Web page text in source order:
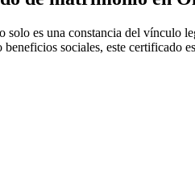
solo es una constancia del vínculo
beneficios sociales, este certificado